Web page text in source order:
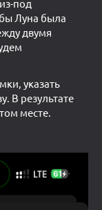
под
Луна была
двумя
указать
В результате
месте.